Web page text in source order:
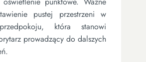
pustej przestrzeni w
która stanowi
prowadzący do dalszych